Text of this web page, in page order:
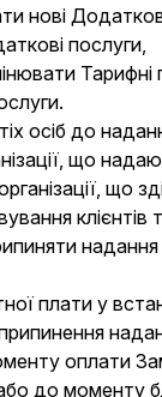
нові
послуги,
Тарифні
осіб до
що
що
клієнтів
надання
плати у
оплати
до моменту